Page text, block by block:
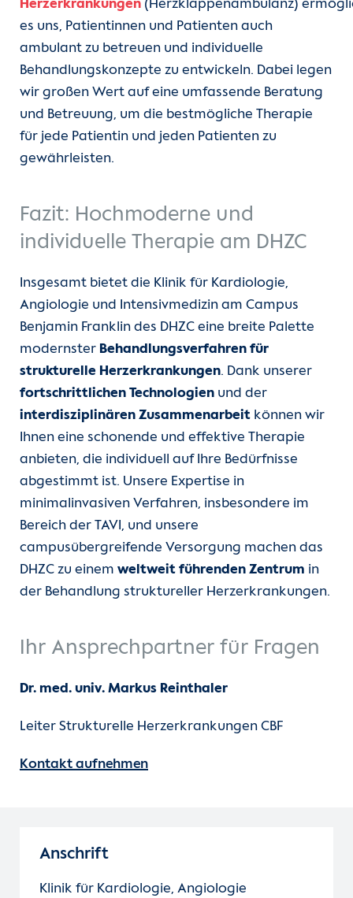
Herzerkrankungen (Herzklappenambulanz)
es uns, Patientinnen und Patienten auch
ambulant zu betreuen und individuelle
Behandlungskonzepte zu entwickeln. Dabei legen
wir großen Wert auf eine umfassende Beratung
und Betreuung, um die bestmögliche Therapie
für jede Patientin und jeden Patienten zu
gewährleisten.
Fazit: Hochmoderne und
individuelle Therapie am DHZC
Insgesamt bietet die Klinik für Kardiologie,
Angiologie und Intensivmedizin am Campus
Benjamin Franklin des DHZC eine breite Palette
modernster Behandlungsverfahren für
strukturelle Herzerkrankungen. Dank unserer
fortschrittlichen Technologien und der
interdisziplinären Zusammenarbeit können wir
Ihnen eine schonende und effektive Therapie
anbieten, die individuell auf Ihre Bedürfnisse
abgestimmt ist. Unsere Expertise in
minimalinvasiven Verfahren, insbesondere im
Bereich der TAVI, und unsere
campusübergreifende Versorgung machen das
DHZC zu einem weltweit führenden Zentrum in
der Behandlung struktureller Herzerkrankungen.
Ihr Ansprechpartner für Fragen
Dr. med. univ. Markus Reinthaler
Leiter Strukturelle Herzerkrankungen CBF
Kontakt aufnehmen
Anschrift
Klinik für Kardiologie, Angiologie